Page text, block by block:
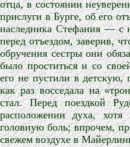
отца, в состоянии
прислуги в Бурге, об его
наследника Стефания — с
перед отъездом, заверив,
обручения сестры они
было проститься и со
его не пустили в детскую,
как раз восседала на
стал. Перед поездкой
расположении духа,
головную боль; впрочем,
свежем воздухе в